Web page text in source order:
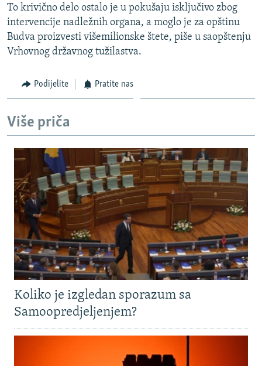
To krivično delo ostalo je u pokušaju isključivo zbog
intervencije nadležnih organa, a moglo je za opštinu
Budva proizvesti višemilionske štete, piše u saopštenju
Vrhovnog državnog tužilastva.
Podijelite Pratite nas
Više priča
Koliko je izgledan sporazum sa
Samoopredjeljenjem?